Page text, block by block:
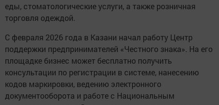
еды, стоматологические услуги, а также розничная
торговля одеждой.
С февраля 2026 года в Казани начал работу Центр
поддержки предпринимателей «Честного знака». На его
площадке бизнес может бесплатно получить
консультации по регистрации в системе, нанесению
кодов маркировки, ведению электронного
документооборота и работе с Национальным